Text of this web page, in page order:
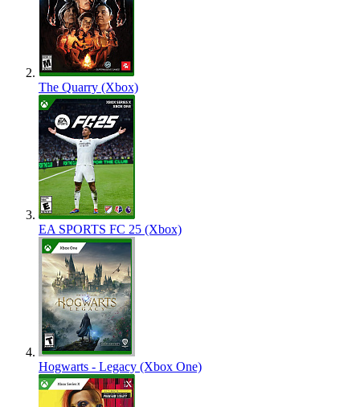
The Quarry (Xbox)
EA SPORTS FC 25 (Xbox)
Hogwarts - Legacy (Xbox One)